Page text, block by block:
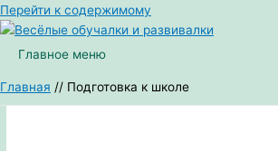
Перейти к содержимому
Главное меню
Главная Подготовка к школе